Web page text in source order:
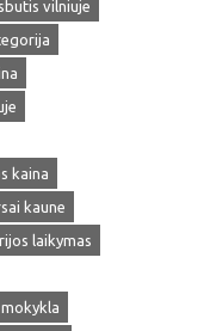
vilniuje
kaina
kaune
laikymas